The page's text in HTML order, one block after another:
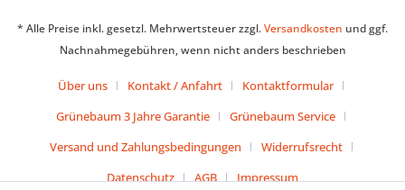
* Alle Preise inkl. gesetzl. Mehrwertsteuer zzgl.Versandkosten und ggf.
Nachnahmegebühren, wenn nicht anders beschrieben
Über uns Kontakt / Anfahrt
Kontaktformular
Grünebaum 3 Jahre Garantie
Grünebaum Service
Versand und Zahlungsbedingungen
Widerrufsrecht
Datenschutz
AGB Impressum